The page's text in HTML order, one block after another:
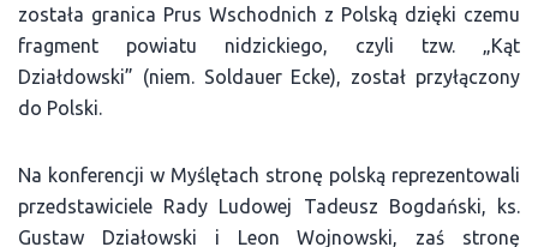
została granica Prus Wschodnich z Polską dzięki czemu
fragment powiatu nidzickiego, czyli tzw. „Kąt
Działdowski” (niem. Soldauer Ecke), został przyłączony
do Polski.
Na konferencji w Myślętach stronę polską reprezentowali
przedstawiciele Rady Ludowej Tadeusz Bogdański, ks.
Gustaw Działowski i Leon Wojnowski, zaś stronę